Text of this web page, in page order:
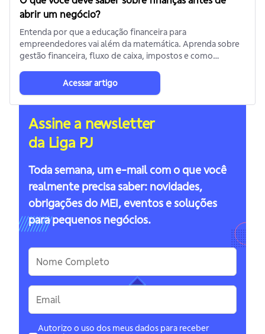
abrir um negócio?
Entenda por que a educação financeira para
empreendedores vai além da matemática. Aprenda sobre
gestão financeira, fluxo de caixa, impostos e como
Acessar artigo
Assine a newsletter
da Liga PJ
Toda semana, um e-mail com o que você
realmente precisa saber: novidades,
obrigações do MEI, eventos e soluções
para pequenos negócios.
Autorizo o uso dos meus dados para receber